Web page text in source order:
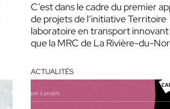
Nord alloue 614 000 $
C’est dans le cadre du premier
de projets de l’initiative Territoire
laboratoire en transport innovant
que la MRC de La Rivière-du-
ACTUALITÉS